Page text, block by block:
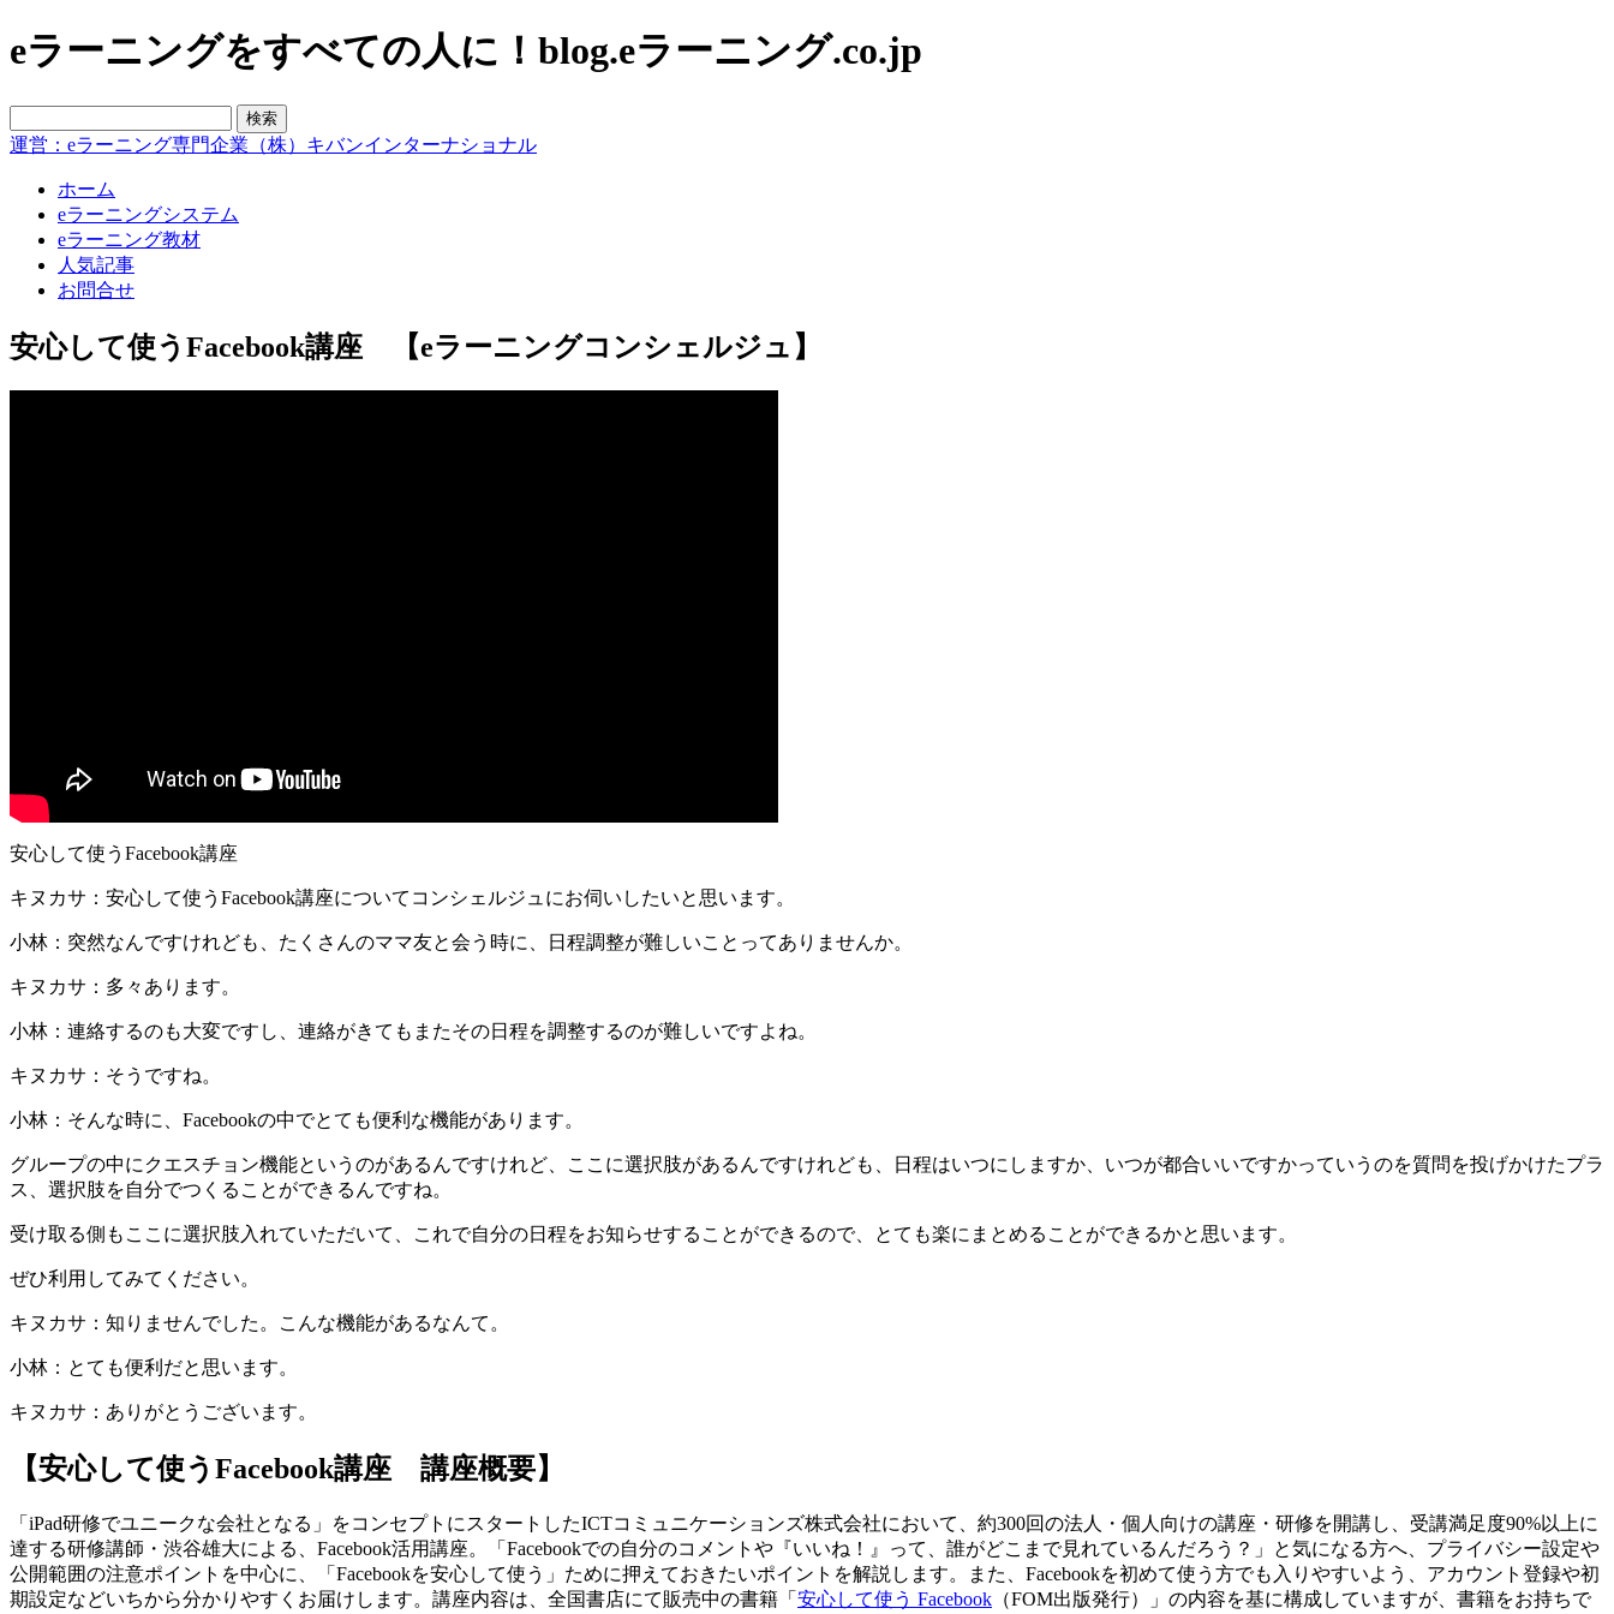
eラーニングをすべての人に！blog.eラーニング.co.jp
運営：eラーニング専門企業（株）キバンインターナショナル
ホーム
eラーニングシステム
eラーニング教材
人気記事
お問合せ
安心して使うFacebook講座 【eラーニングコンシェルジュ】
安心して使うFacebook講座
キヌカサ：安心して使うFacebook講座についてコンシェルジュにお伺いしたいと思います。
小林：突然なんですけれども、たくさんのママ友と会う時に、日程調整が難しいことってありませんか。
キヌカサ：多々あります。
小林：連絡するのも大変ですし、連絡がきてもまたその日程を調整するのが難しいですよね。
キヌカサ：そうですね。
小林：そんな時に、Facebookの中でとても便利な機能があります。
グループの中にクエスチョン機能というのがあるんですけれど、ここに選択肢があるんですけれども、日程はいつにしますか、いつが都合いいですかっていうのを質問を投げかけたプラ
ス、選択肢を自分でつくることができるんですね。
受け取る側もここに選択肢入れていただいて、これで自分の日程をお知らせすることができるので、とても楽にまとめることができるかと思います。
ぜひ利用してみてください。
キヌカサ：知りませんでした。こんな機能があるなんて。
小林：とても便利だと思います。
キヌカサ：ありがとうございます。
【安心して使うFacebook講座 講座概要】
「iPad研修でユニークな会社となる」をコンセプトにスタートしたICTコミュニケーションズ株式会社において、約300回の法人・個人向けの講座・研修を開講し、受講満足度90%以上に
達する研修講師・渋谷雄大による、Facebook活用講座。「Facebookでの自分のコメントや『いいね！』って、誰がどこまで見れているんだろう？」と気になる方へ、プライバシー設定や
公開範囲の注意ポイントを中心に、「Facebookを安心して使う」ために押えておきたいポイントを解説します。また、Facebookを初めて使う方でも入りやすいよう、アカウント登録や初
期設定などいちから分かりやすくお届けします。講座内容は、全国書店にて販売中の書籍「 安心して使う Facebook （FOM出版発行）」の内容を基に構成していますが、書籍をお持ちで